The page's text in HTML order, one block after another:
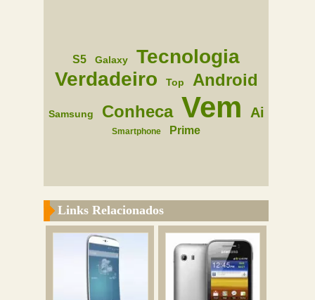
S5 Galaxy
Tecnologia
Verdadeiro
Top Android
Samsung Conheca Vem Ai
Smartphone Prime
Links Relacionados